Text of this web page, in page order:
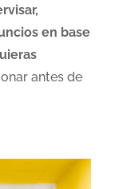
en base
antes de